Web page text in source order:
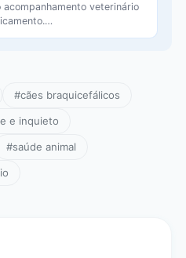
acompanhamento veterinário
#cães braquicefálicos
e inquieto
#saúde animal